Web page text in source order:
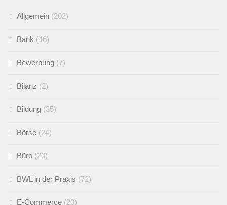
Allgemein (202)
Bank (46)
Bewerbung (7)
Bilanz (2)
Bildung (35)
Börse (24)
Büro (20)
BWL in der Praxis (72)
E-Commerce (20)